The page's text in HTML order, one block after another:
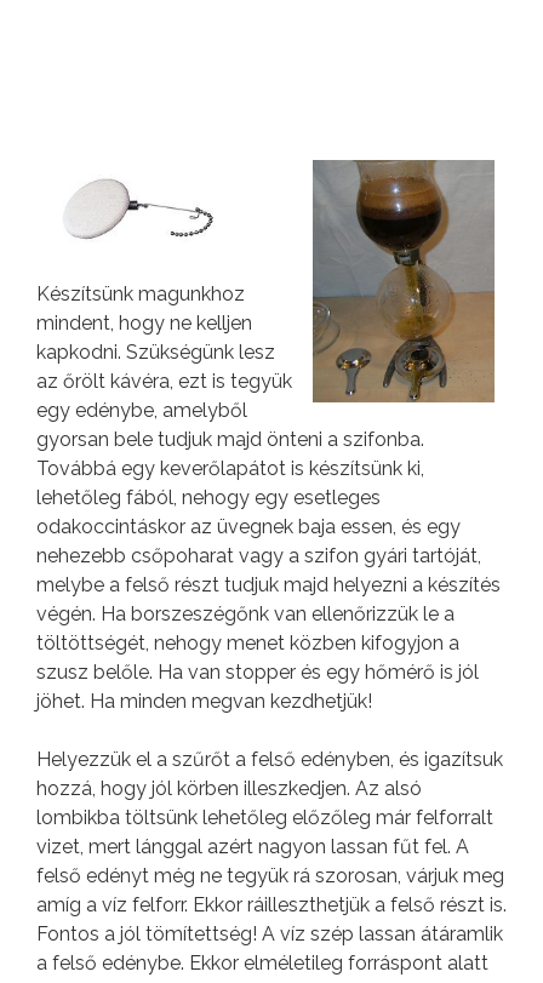
Készítsünk magunkhoz
mindent, hogy ne kelljen
kapkodni. Szükségünk lesz
az őrölt kávéra, ezt is tegyük
egy edénybe, amelyből
gyorsan bele tudjuk majd önteni a szifonba.
Továbbá egy keverőlapátot is készítsünk ki,
lehetőleg fából, nehogy egy esetleges
odakoccintáskor az üvegnek baja essen, és egy
nehezebb csőpoharat vagy a szifon gyári tartóját,
melybe a felső részt tudjuk majd helyezni a készítés
végén. Ha borszeszégőnk van ellenőrizzük le a
töltöttségét, nehogy menet közben kifogyjon a
szusz belőle. Ha van stopper és egy hőmérő is jól
jöhet. Ha minden megvan kezdhetjük!
Helyezzük el a szűrőt a felső edényben, és igazítsuk
hozzá, hogy jól körben illeszkedjen. Az alsó
lombikba töltsünk lehetőleg előzőleg már felforralt
vizet, mert lánggal azért nagyon lassan fűt fel. A
felső edényt még ne tegyük rá szorosan, várjuk meg
amíg a víz felforr. Ekkor ráilleszthetjük a felső részt is.
Fontos a jól tömítettség! A víz szép lassan átáramlik
a felső edénybe. Ekkor elméletileg forráspont alatt